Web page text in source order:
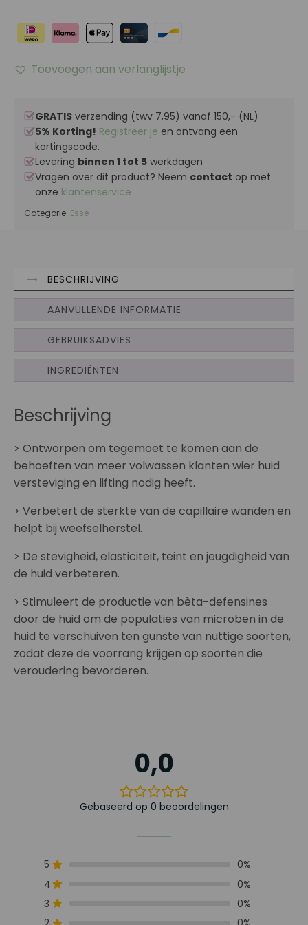
Toevoegen aan verlanglijstje
GRATIS verzending (twv 7,95) vanaf 150,- (NL)
5% Korting! Registreer je en ontvang een
kortingscode.
Levering binnen 1 tot 5 werkdagen
Vragen over dit product? Neem contact op met
onze klantenservice
Categorie: Esse
BESCHRIJVING
AANVULLENDE INFORMATIE
GEBRUIKSADVIES
INGREDIËNTEN
Beschrijving
> Ontworpen om tegemoet te komen aan de
behoeften van meer volwassen klanten wier huid
versteviging en lifting nodig heeft.
> Verbetert de sterkte van de capillaire wanden en
helpt bij weefselherstel.
> De stevigheid, elasticiteit, teint en jeugdigheid van
de huid verbeteren.
> Stimuleert de productie van bèta-defensines
door de huid om de populaties van microben in de
huid te verschuiven ten gunste van nuttige soorten,
zodat deze de voorrang krijgen op soorten die
veroudering bevorderen.
0,0
Gebaseerd op 0 beoordelingen
5
0%
4
0%
3
0%